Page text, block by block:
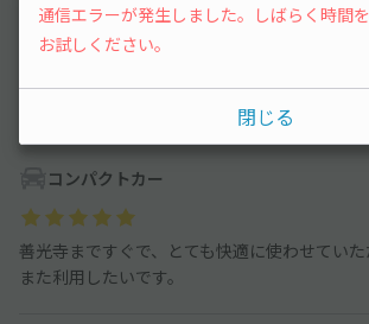
善光寺横で近く便利でした。
無い分、ストレスフリーで観光出来ました。
コンパクトカー
善光寺まですぐで、とても快適に使わせていた
また利用したいです。
通信エラーが発生しました。しばらく時間
お試しください。
閉じる